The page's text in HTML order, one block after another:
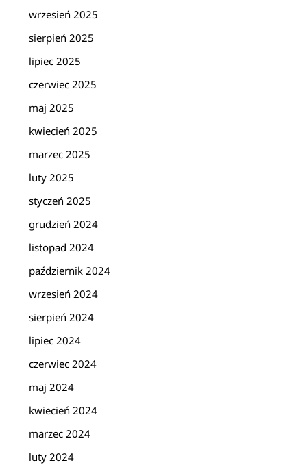
wrzesień 2025
sierpień 2025
lipiec 2025
czerwiec 2025
maj 2025
kwiecień 2025
marzec 2025
luty 2025
styczeń 2025
grudzień 2024
listopad 2024
październik 2024
wrzesień 2024
sierpień 2024
lipiec 2024
czerwiec 2024
maj 2024
kwiecień 2024
marzec 2024
luty 2024